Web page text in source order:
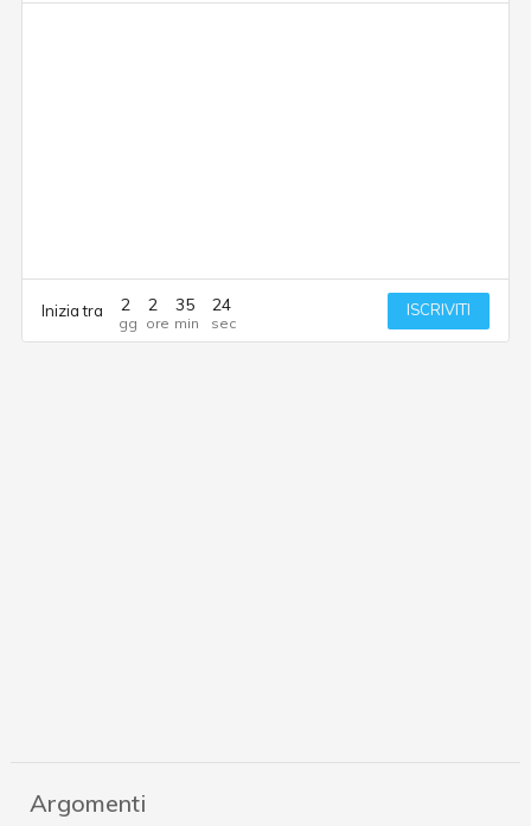
Inizia tra 2 2 35 24 ISCRIVITI
Argomenti